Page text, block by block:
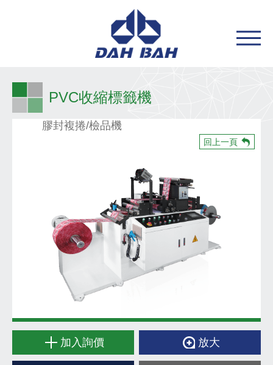
回上一頁
PVC收縮標籤機
膠封複捲/檢品機
加入詢價 放大